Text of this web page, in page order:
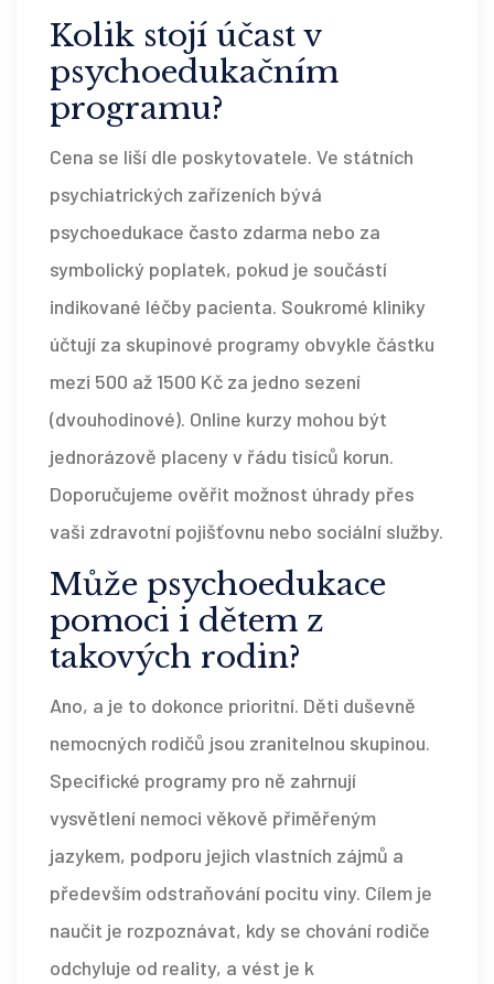
Kolik stojí účast v
psychoedukačním
programu?
Cena se liší dle poskytovatele. Ve státních
psychiatrických zařízeních bývá
psychoedukace často zdarma nebo za
symbolický poplatek, pokud je součástí
indikované léčby pacienta. Soukromé kliniky
účtují za skupinové programy obvykle částku
mezi 500 až 1500 Kč za jedno sezení
(dvouhodinové). Online kurzy mohou být
jednorázově placeny v řádu tisíců korun.
Doporučujeme ověřit možnost úhrady přes
vaši zdravotní pojišťovnu nebo sociální služby.
Může psychoedukace
pomoci i dětem z
takových rodin?
Ano, a je to dokonce prioritní. Děti duševně
nemocných rodičů jsou zranitelnou skupinou.
Specifické programy pro ně zahrnují
vysvětlení nemoci věkově přiměřeným
jazykem, podporu jejich vlastních zájmů a
především odstraňování pocitu viny. Cílem je
naučit je rozpoznávat, kdy se chování rodiče
odchyluje od reality, a vést je k